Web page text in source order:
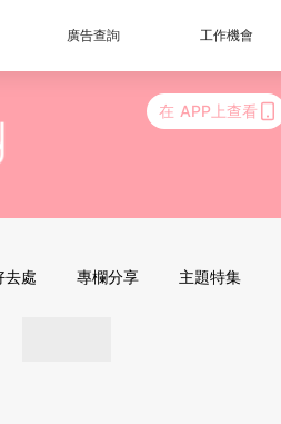
廣告查詢 工作機會
在 APP上查看
去處 專欄分享 主題特集